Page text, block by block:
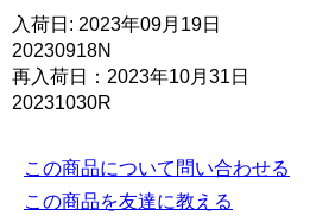
入荷日: 2023年09月19日
20230918N
再入荷日：2023年10月31日
20231030R
この商品について問い合わせる
この商品を友達に教える